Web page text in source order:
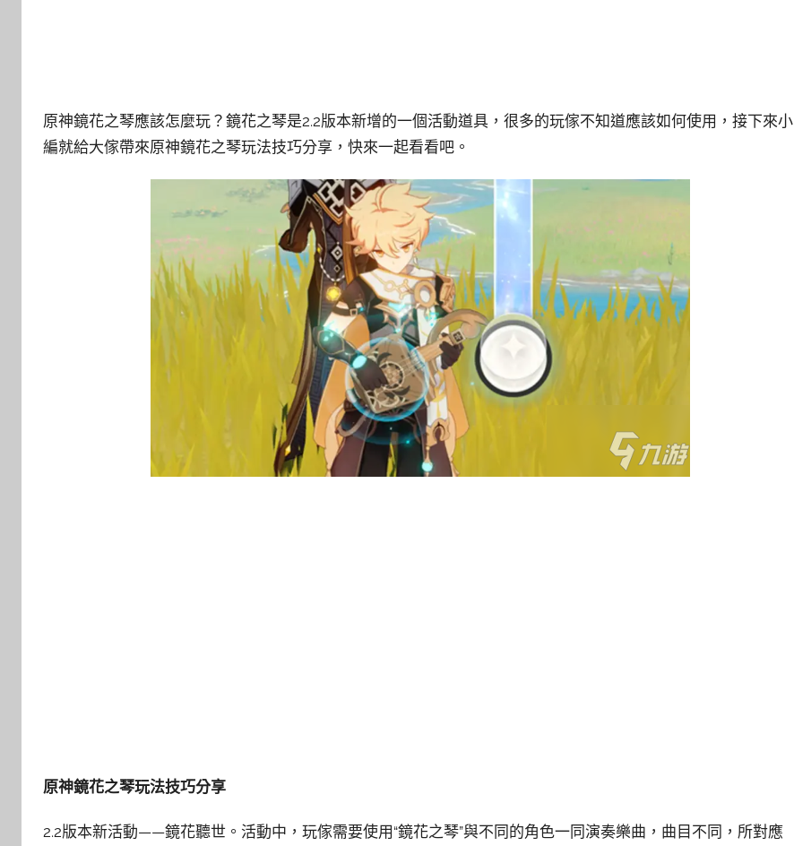
原神鏡花之琴應該怎麼玩？鏡花之琴是2.2版本新增的一個活動道具，很多的玩傢不知道應該如何使用，接下來小
編就給大傢帶來原神鏡花之琴玩法技巧分享，快來一起看看吧。
原神鏡花之琴玩法技巧分享
2.2版本新活動——鏡花聽世。活動中，玩傢需要使用“鏡花之琴”與不同的角色一同演奏樂曲，曲目不同，所對應